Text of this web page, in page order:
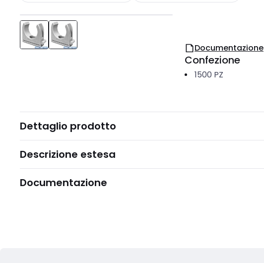
Documentazione
Confezione
1500 PZ
Dettaglio prodotto
Descrizione estesa
Documentazione